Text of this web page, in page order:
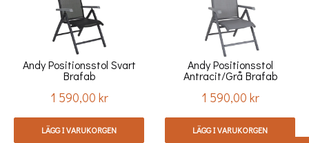
Andy Positionsstol Svart
Brafab
Pris
1 590,00 kr
LÄGG I VARUKORGEN
Andy Positionsstol
Antracit/grå Brafab
Pris
1 590,00 kr
LÄGG I VARUKORGEN